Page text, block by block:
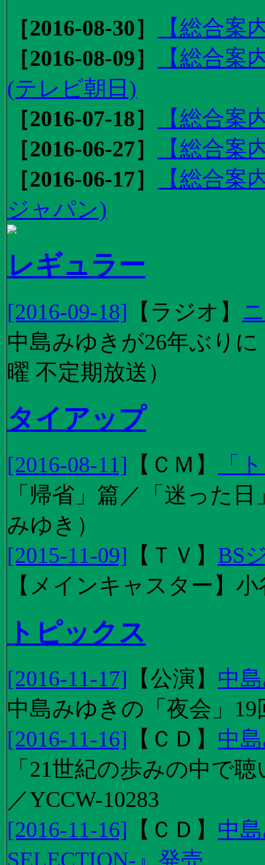
［2016-08-30］
【総合
［2016-08-09］
【総合
(テレビ朝日)
［2016-07-18］
【総合案
［2016-06-27］
【総合案
［2016-06-17］
【総合
ジャパン)
レギュラー
[2016-09-18] 【 ラジオ 】
中島みゆきが26年ぶり
曜 不定期放送）
タイアップ
[2016-08-11] 【 ＣＭ 】
「
「帰省」篇／「迷った
みゆき）
[2015-11-09] 【 ＴＶ 】 BS
【メインキャスター】
トピックス
[2016-11-17] 【公演 】 中
中島みゆきの「夜会」
[2016-11-16] 【 ＣＤ 】 中
「21世紀の歩みの中で
／YCCW-10283
[2016-11-16] 【 ＣＤ 】 中
SELECTION-』発売